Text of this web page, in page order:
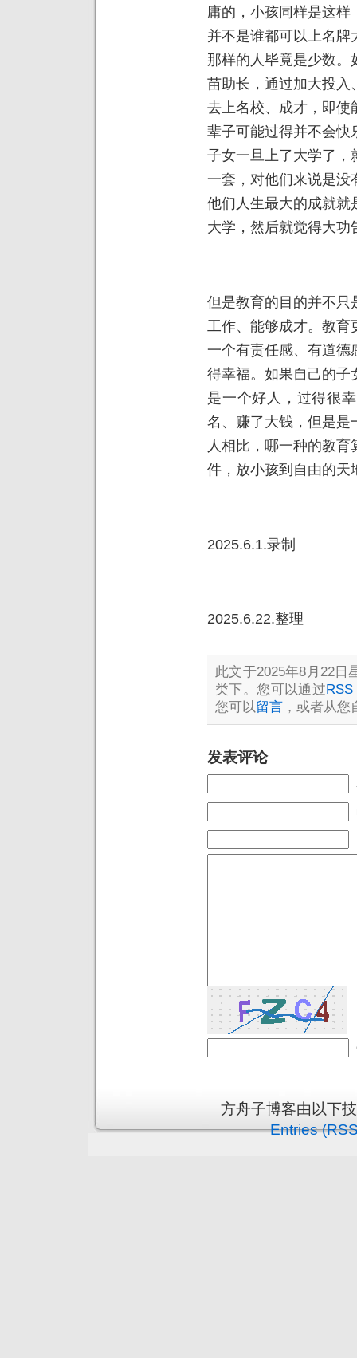
庸的，小孩同样是这
并不是谁都可以上名
那样的人毕竟是少数。
苗助长，通过加大投入
去上名校、成才，即使
辈子可能过得并不会快
子女一旦上了大学了，
一套，对他们来说是没
他们人生最大的成就就
大学，然后就觉得大功
但是教育的目的并不只
工作、能够成才。教
一个有责任感、有道德
得幸福。如果自己的子
是一个好人，过得很
名、赚了大钱，但是是
人相比，哪一种的教
件，放小孩到自由的天
2025.6.1.录制
2025.6.22.整理
此文于2025年8月22日
类下。您可以通过RSS
您可以留言 ，或者从
发表评论
方舟子博客由以下
Entries